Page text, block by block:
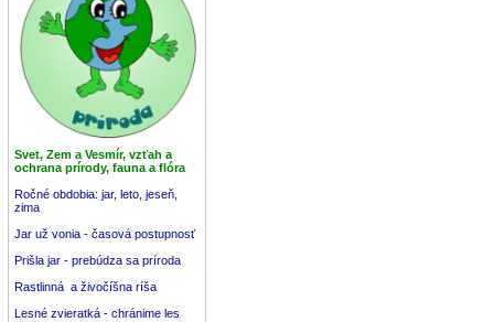
Svet, Zem a Vesmír, vzťah a
ochrana prírody, fauna a flóra
Ročné obdobia: jar, leto, jeseň,
zima
Jar už vonia - časová postupnosť
Prišla jar - prebúdza sa príroda
Rastlinná a živočíšna ríša
Lesné zvieratká - chránime les